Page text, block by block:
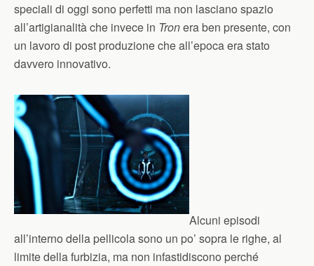
speciali di oggi sono perfetti ma non lasciano spazio
all’artigianalità che invece in Tronera ben presente, con
un lavoro di post produzione che all’epoca era stato
davvero innovativo.
Alcuni episodi
all’interno della pellicola sono un po’ sopra le righe, al
limite della furbizia, ma non infastidiscono perché